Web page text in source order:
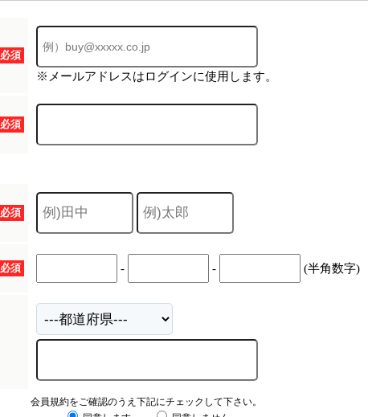
必須
※メールアドレスはログインに使用します。
必須
必須
必須 - - (半角数字)
会員規約をご確認のうえ下記にチェックして下さい。